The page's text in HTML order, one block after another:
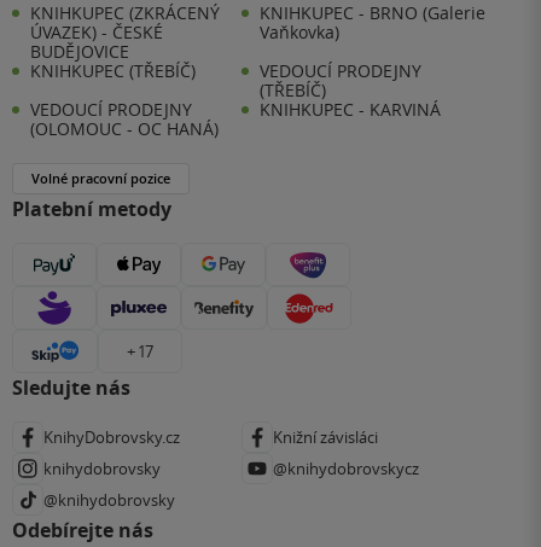
KNIHKUPEC (ZKRÁCENÝ
ÚVAZEK) - ČESKÉ
BUDĚJOVICE
KNIHKUPEC - BRNO (Galerie
Vaňkovka)
KNIHKUPEC (TŘEBÍČ)
VEDOUCÍ PRODEJNY
(TŘEBÍČ)
VEDOUCÍ PRODEJNY
(OLOMOUC - OC HANÁ)
KNIHKUPEC - KARVINÁ
Volné pracovní pozice
Platební metody
+ 17
Sledujte nás
KnihyDobrovsky.cz
Knižní závisláci
knihydobrovsky
@knihydobrovskycz
@knihydobrovsky
Odebírejte nás